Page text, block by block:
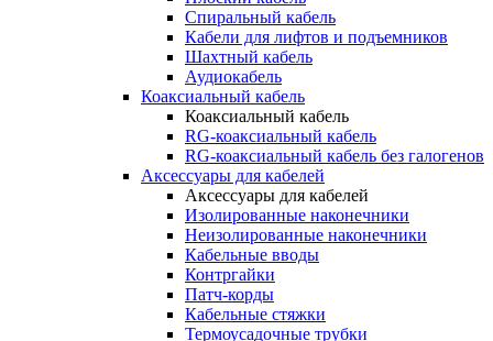
Спиральный кабель
Кабели для лифтов и подъемников
Шахтный кабель
Аудиокабель
Коаксиальный кабель
Коаксиальный кабель
RG-коаксиальный кабель
RG-коаксиальный кабель без галогенов
Аксессуары для кабелей
Аксессуары для кабелей
Изолированные наконечники
Неизолированные наконечники
Кабельные вводы
Контргайки
Патч-корды
Кабельные стяжки
Термоусадочные трубки